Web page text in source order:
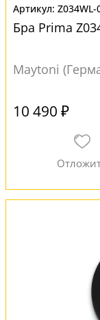
Z034WL-
Бра Prima
Maytoni
10 490 ₽